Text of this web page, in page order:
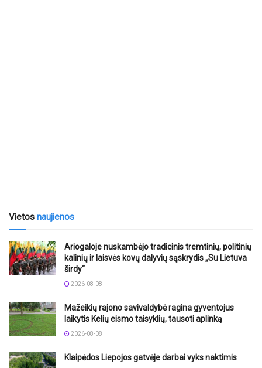
Vietos naujienos
Ariogaloje nuskambėjo tradicinis tremtinių, politinių
kalinių ir laisvės kovų dalyvių sąskrydis „Su Lietuva
širdy“
2026-08-08
Mažeikių rajono savivaldybė ragina gyventojus
laikytis Kelių eismo taisyklių, tausoti aplinką
2026-08-08
Klaipėdos Liepojos gatvėje darbai vyks naktimis